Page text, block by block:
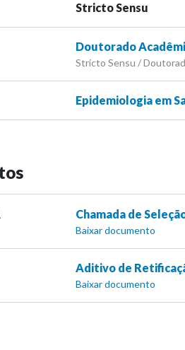
Stricto Sensu
Doutorado
Stricto Sensu /
Epidemiologia em
Chamada de
Baixar documento
Aditivo de
Baixar documento